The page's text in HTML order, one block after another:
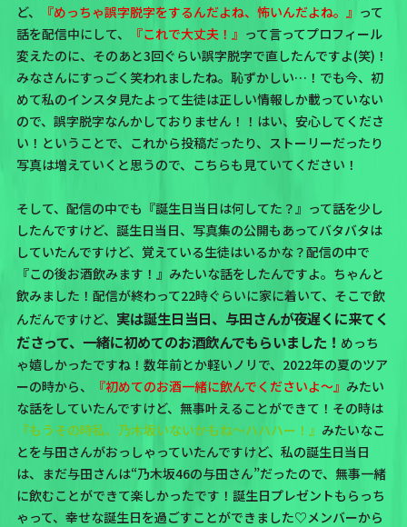
ど、
『めっちゃ誤字脱字をするんだよね、怖いんだよね。』 って
話を配信中にして、
『これで大丈夫！』 って言ってプロフィール
変えたのに、 そのあと3回ぐらい誤字脱字で直したんですよ(笑)！
みなさんにすっごく笑われましたね。恥ずかしい…！でも今、初
めて私のインスタ見たよって生徒は正しい情報しか載っていない
ので、誤字脱字なんかしておりません！！はい、安心してくださ
い！ということで、これから投稿だったり、ストーリーだったり
写真は増えていくと思うので、こちらも見ていてください！
そして、配信の中でも『誕生日当日は何してた？』って話を少し
したんですけど、誕生日当日、写真集の公開もあってバタバタは
していたんですけど、覚えている生徒はいるかな？配信の中で
『この後お酒飲みます！』みたいな話をしたんですよ。ちゃんと
飲みました！ 配信が終わって22時ぐらいに家に着いて、そこで飲
んだんですけど、 実は誕生日当日、与田さんが夜遅くに来てく
ださって、一緒に初めてのお酒飲んでもらいました！ めっち
ゃ嬉しかったですね！数年前とか軽いノリで、2022年の夏のツア
ーの時から、
『初めてのお酒一緒に飲んでくださいよ〜』 みたい
な話をしていたんですけど、無事叶えることができて！その時は
『もうその時私、乃木坂いないかもね〜ハハハー！』 みたいなこ
とを与田さんがおっしゃっていたんですけど、私の誕生日当日
は、まだ与田さんは“乃木坂46の与田さん”だったので、無事一緒
に飲むことができて楽しかったです！誕生日プレゼントもらっち
ゃって、幸せな誕生日を過ごすことができました♡メンバーから